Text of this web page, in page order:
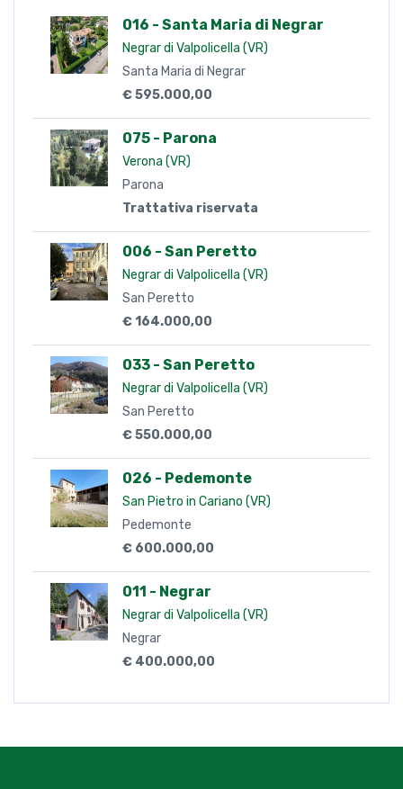
016 - Santa Maria di Negrar
Negrar di Valpolicella (VR)
Santa Maria di Negrar
€ 595.000,00
075 - Parona
Verona (VR)
Parona
Trattativa riservata
006 - San Peretto
Negrar di Valpolicella (VR)
San Peretto
€ 164.000,00
033 - San Peretto
Negrar di Valpolicella (VR)
San Peretto
€ 550.000,00
026 - Pedemonte
San Pietro in Cariano (VR)
Pedemonte
€ 600.000,00
011 - Negrar
Negrar di Valpolicella (VR)
Negrar
€ 400.000,00